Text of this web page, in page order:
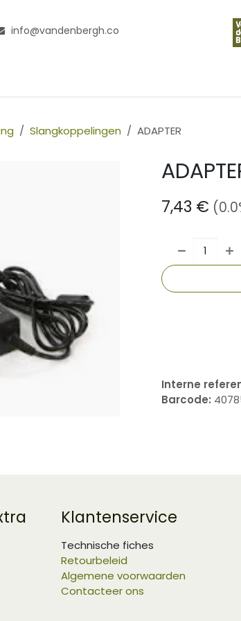
info@vandenbergh.co
Slangkoppelingen ADAPTER
7,43 €
Interne
Barcode:
Klantenservice
Technische fiches
Retourbeleid
Algemene voorwaarden
Contacteer ons